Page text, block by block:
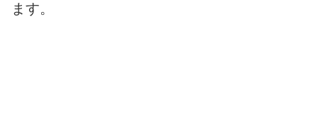
ます。